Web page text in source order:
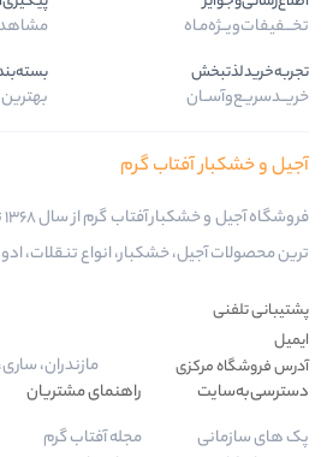
تخـــفیفات‌ویــژه‌مـاه
تجربه‌خرید‌لذتبخش
خریــد‌سریـع‌و‌آســان
آجیل و خشکبار آفتاب گرم
ترین محصولات آجیل، خشکبار، انواع تنقلات،
پشتیبانی تلفنی
ایمیل
آدرس‌ فروشگاه مرکزی
مازندران،
دسترسی‌به‌سایت
پک های سازمانی
راهنمای مشتریان
مجله آفتاب گرم